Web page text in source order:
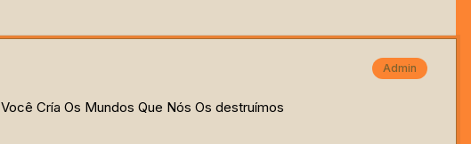
Admin
Você Cría Os Mundos Que Nós Os destruímos